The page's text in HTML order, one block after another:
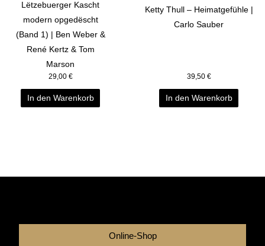
Lëtzebuerger Kascht
modern opgedëscht
(Band 1) | Ben Weber &
René Kertz & Tom
Marson
29,00 €
In den Warenkorb
Ketty Thull – Heimatgefühle |
Carlo Sauber
39,50 €
In den Warenkorb
Online-Shop